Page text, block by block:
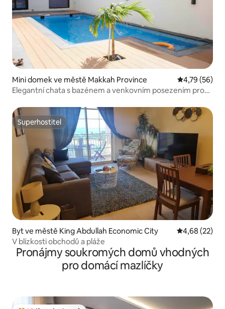
Mini domek ve městě Makkah Province Průměrné
4,79 (56)
Elegantní chata s bazénem a venkovním posezením pro
Superhostitel
Superhostitel
Byt ve městě King Abdullah Economic City Průměrné
4,68 (22)
V blízkosti obchodů a pláže
Pronájmy soukromých domů vhodných
pro domácí mazlíčky